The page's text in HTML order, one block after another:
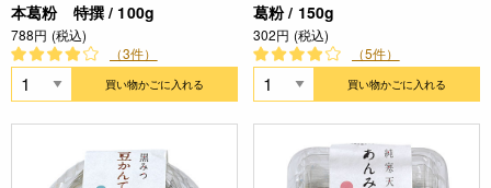
本葛粉 特撰 / 100g
788円 (税込)
（3件）
買い物かごに入れる
葛粉 / 150g
302円 (税込)
（5件）
買い物かごに入れる